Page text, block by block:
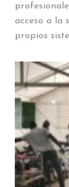
acceso a la
propios